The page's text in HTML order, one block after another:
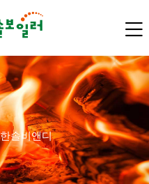
한솔비앤디